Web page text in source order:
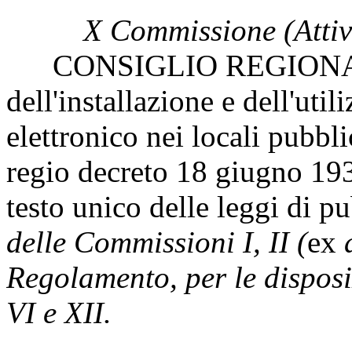
X Commissione
CONSIGLIO
dell'installazione e
elettronico nei locali
regio decreto 18 giugno
testo unico delle leggi di
delle Commissioni I, II (ex
Regolamento, per le
VI e XII.